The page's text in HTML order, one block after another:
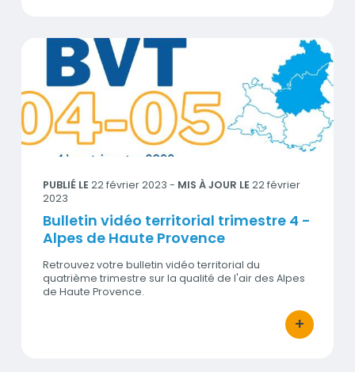
Bulletin vidéo territorial trimestre 4 - Alpes de Haute
Visuel
PUBLIÉ LE 22 février 2023 - MIS À JOUR LE 22 février
2023
Bulletin vidéo territorial trimestre 4 -
Alpes de Haute Provence
Retrouvez votre bulletin vidéo territorial du
quatrième trimestre sur la qualité de l'air des Alpes
de Haute Provence.
+
bouton